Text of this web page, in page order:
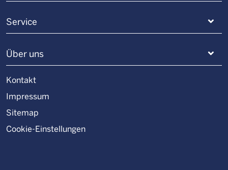
Service
Über uns
Kontakt
Impressum
Sitemap
Cookie-Einstellungen